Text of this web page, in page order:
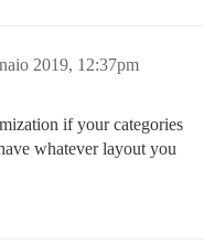
2019, 12:37pm
if your categories
whatever layout you